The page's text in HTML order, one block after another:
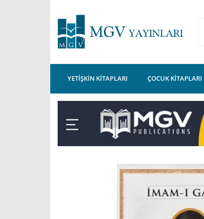
YETİŞKİN KİTAPLARI ÇOCUK KİTAPLARI